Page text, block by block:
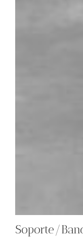
Soporte/